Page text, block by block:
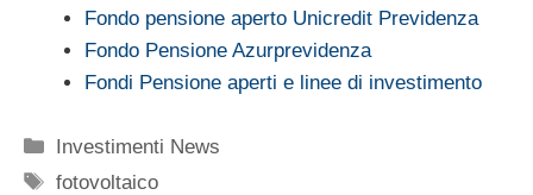
Fondo pensione aperto Unicredit Previdenza
Fondo Pensione Azurprevidenza
Fondi Pensione aperti e linee di investimento
Categorie
Investimenti News
Tag
fotovoltaico